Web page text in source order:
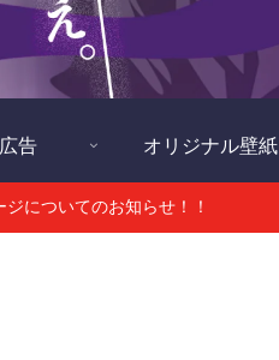
告 オリジナル壁紙
についてのお知らせ！！